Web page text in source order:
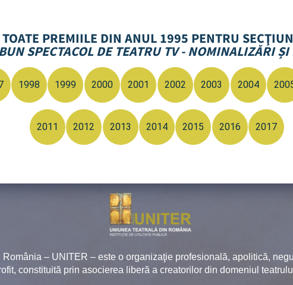
PREMIILE DIN ANUL 1995 PENTRU
SPECTACOL DE TEATRU TV - NOMINALIZĂRI
1998 1999 2000 2001 2002 2003 2004
2011 2012 2013 2014 2015 2016 2017
România – UNITER – este o organizaţie profesională, apolitică,
constituită prin asocierea liberă a creatorilor din domeniul